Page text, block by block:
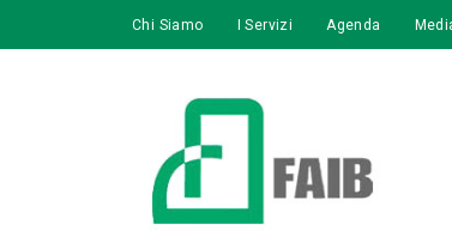
Chi Siamo I Servizi Agenda